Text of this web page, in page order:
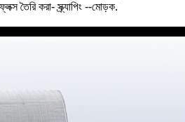
তৈরি করা- স্ক্র্যাপিং --মোড়ক.